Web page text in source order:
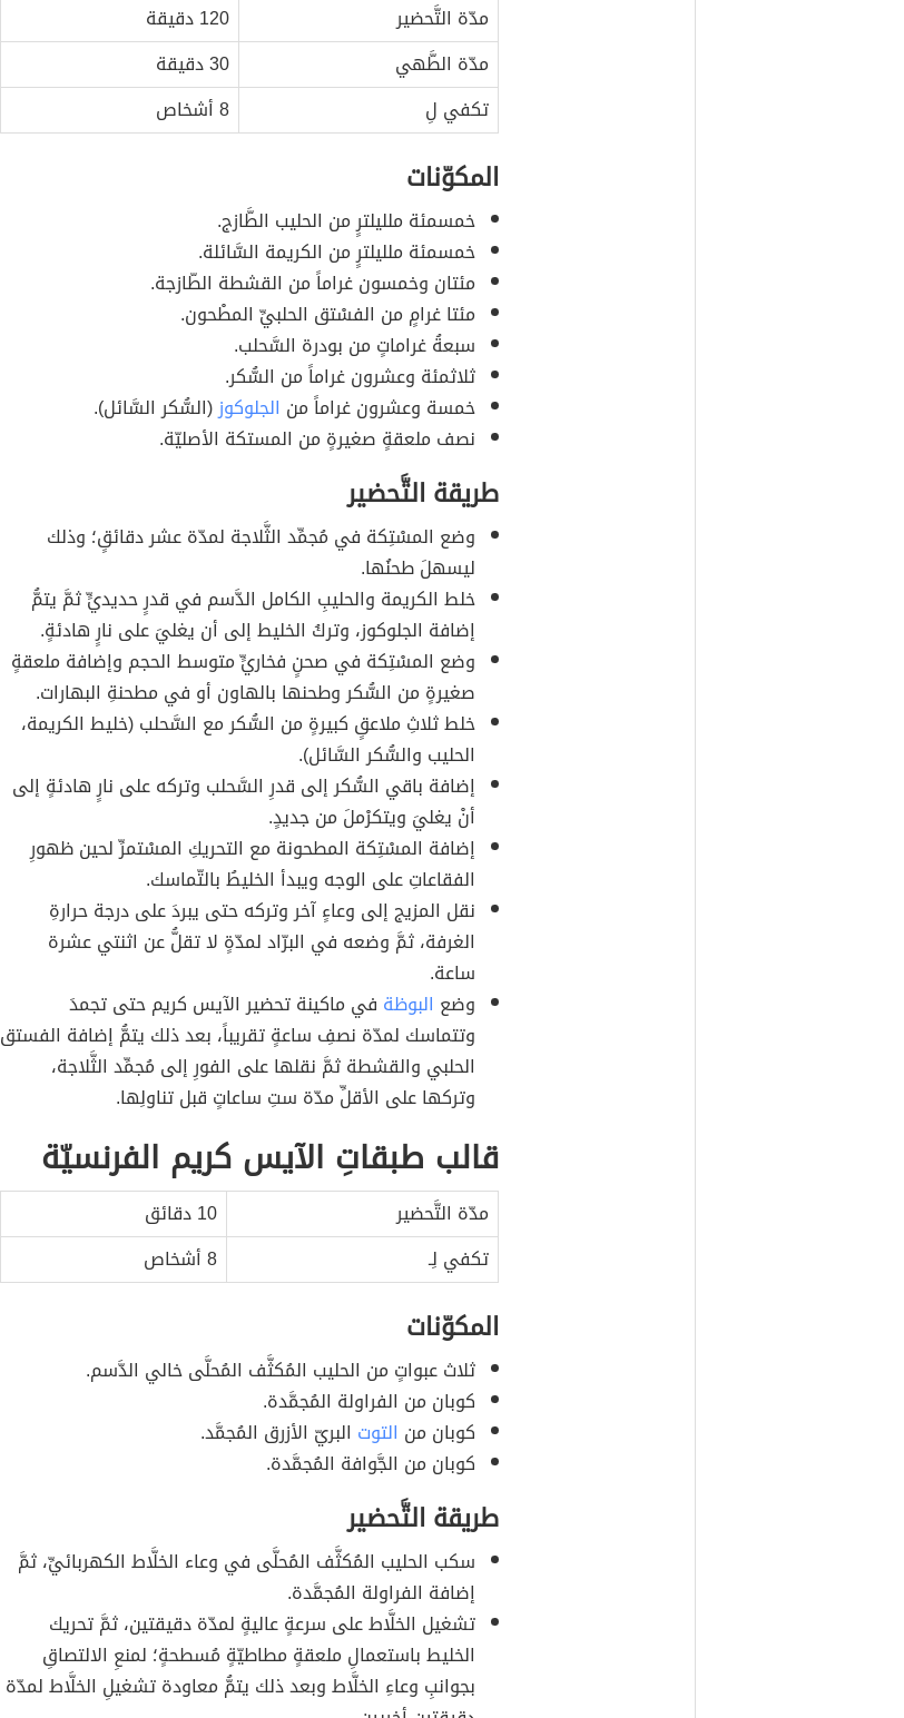
مدّة التَّحضير
120 دقيقة
مدّة الطَّهي
30 دقيقة
تكفي لِ
8 أشخاص
المكوّنات
خمسمئة ملليلترٍ من الحليب الطَّازج.
خمسمئة ملليلترٍ من الكريمة السَّائلة.
مئتان وخمسون غراماً من القشطة الطّازجة.
مئتا غرامٍ من الفسْتق الحلبيِّ المطْحون.
سبعةُ غراماتٍ من بودرة السَّحلب.
ثلاثمئة وعشرون غراماً من السُّكر.
خمسة وعشرون غراماً من الجلوكوز(السُّكر السَّائل).
نصف ملعقةٍ صغيرةٍ من المستكة الأصليّة.
طريقة التَّحضير
وضع المسْتِكة في مُجمِّد الثَّلاجة لمدّة عشر دقائقٍ؛ وذلك
ليسهلَ طحنُها.
خلط الكريمة والحليبِ الكامل الدَّسم في قدرٍ حديديٍّ ثمَّ يتمُّ
إضافة الجلوكوز، وتركُ الخليط إلى أن يغليَ على نارٍ هادئةٍ.
وضع المسْتِكة في صحنٍ فخاريٍّ متوسط الحجم وإضافة ملعقةٍ
صغيرةٍ من السُّكر وطحنها بالهاون أو في مطحنةِ البهارات.
خلط ثلاثِ ملاعقٍ كبيرةٍ من السُّكر مع السَّحلب (خليط الكريمة،
الحليب والسُّكر السَّائل).
إضافة باقي السُّكر إلى قدرِ السَّحلب وتركه على نارٍ هادئةٍ إلى
أنْ يغليَ ويتكرْملَ من جديدٍ.
إضافة المسْتِكة المطحونة مع التحريكِ المسْتمرِّ لحين ظهورِ
الفقاعاتِ على الوجه ويبدأ الخليطُ بالتّماسك.
نقل المزيج إلى وعاءٍ آخر وتركه حتى يبردَ على درجة حرارةِ
الغرفة، ثمَّ وضعه في البرّاد لمدّةٍ لا تقلُّ عن اثنتي عشرة
ساعة.
وضع البوظة في ماكينة تحضير الآيس كريم حتى تجمدَ
وتتماسك لمدّة نصفِ ساعةٍ تقريباً، بعد ذلك يتمُّ إضافة الفستق
الحلبي والقشطة ثمَّ نقلها على الفورِ إلى مُجمِّد الثَّلاجة،
وتركها على الأقلِّ مدّة ستِ ساعاتٍ قبل تناولِها.
قالب طبقاتِ الآيس كريم الفرنسيّة
مدّة التَّحضير
10 دقائق
تكفي لِـ
8 أشخاص
المكوّنات
ثلاث عبواتٍ من الحليب المُكثَّف المُحلَّى خالي الدَّسم.
كوبان من الفراولة المُجمَّدة.
كوبان من التوت البريّ الأزرق المُجمَّد.
كوبان من الجَّوافة المُجمَّدة.
طريقة التَّحضير
سكب الحليب المُكثَّف المُحلَّى في وعاء الخلَّاط الكهربائيِّ، ثمَّ
إضافة الفراولة المُجمَّدة.
تشغيل الخلَّاط على سرعةٍ عاليةٍ لمدّة دقيقتين، ثمَّ تحريك
الخليط باستعمالِ ملعقةٍ مطاطيّةٍ مُسطحةٍ؛ لمنعِ الالتصاقِ
بجوانبِ وعاءِ الخلَّاط وبعد ذلك يتمُّ معاودة تشغيلِ الخلَّاط لمدّة